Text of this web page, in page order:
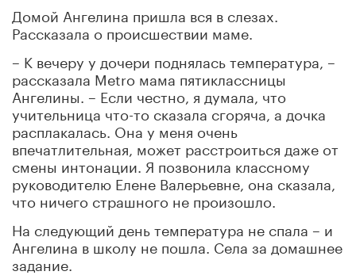
Домой Ангелина пришла вся в слезах.
Рассказала о происшествии маме.
– К вечеру у дочери поднялась температура, –
рассказала Metro мама пятиклассницы
Ангелины. – Если честно, я думала, что
учительница что-то сказала сгоряча, а дочка
расплакалась. Она у меня очень
впечатлительная, может расстроиться даже от
смены интонации. Я позвонила классному
руководителю Елене Валерьевне, она сказала,
что ничего страшного не произошло.
На следующий день температура не спала – и
Ангелина в школу не пошла. Села за домашнее
задание.